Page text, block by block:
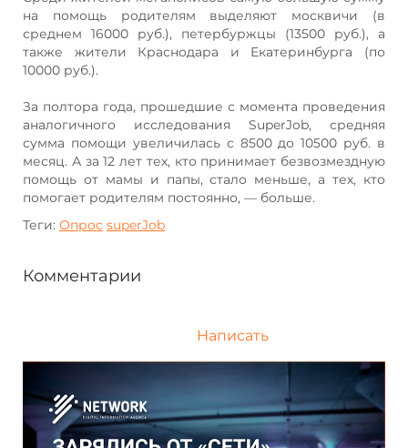
на помощь родителям выделяют москвичи (в
среднем 16000 руб.), петербуржцы (13500 руб.), а
также жители Краснодара и Екатеринбурга (по
10000 руб.).
За полтора года, прошедшие с момента проведения
аналогичного исследования SuperJob, средняя
сумма помощи увеличилась с 8500 до 10500 руб. в
месяц. А за 12 лет тех, кто принимает безвозмездную
помощь от мамы и папы, стало меньше, а тех, кто
помогает родителям постоянно, — больше.
Теги: Опрос superJob
Комментарии
Написать